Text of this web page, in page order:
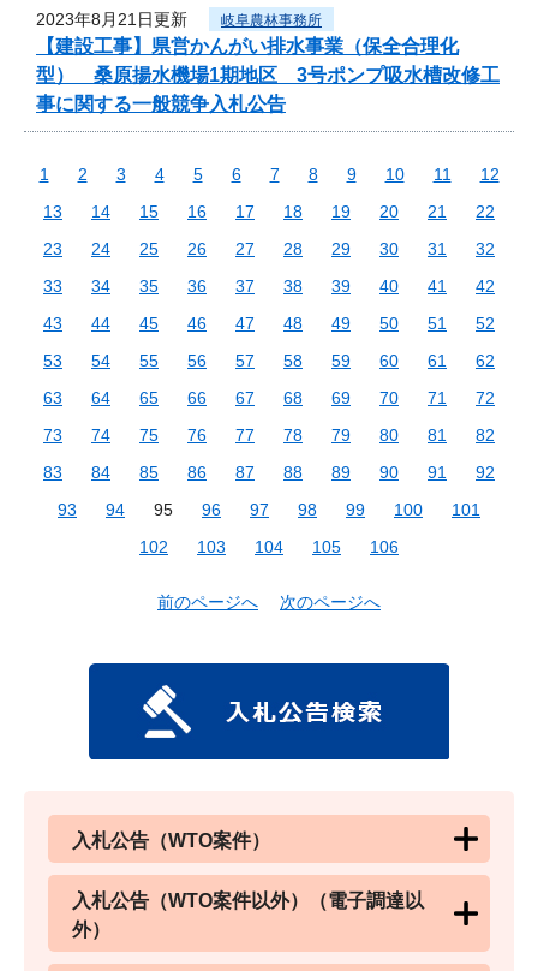
2023年8月21日更新 岐阜農林事務所
【建設工事】県営かんがい排水事業（保全合理化
型） 桑原揚水機場1期地区 3号ポンプ吸水槽改修工
事に関する一般競争入札公告
1 2 3 4 5 6 7 8 9 10 11
12
13
14 15 16 17 18 19 20 21
22
23
24 25 26 27 28 29 30 31
32
33
34 35 36 37 38 39 40 41
42
43
44 45 46 47 48 49 50 51
52
53
54 55 56 57 58 59 60 61
62
63
64 65 66 67 68 69 70 71
72
73
74 75 76 77 78 79 80 81
82
83
84 85 86 87 88 89 90 91
92
93
94 95 96 97 98 99 100
101
102
103 104 105 106
前のページへ 次のページへ
入札公告（WTO案件）
入札公告（WTO案件以外）（電子調達以
外）